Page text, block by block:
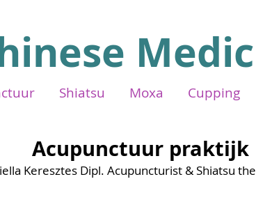
Shiatsu Moxa Cupping
Acupunctuur praktijk
Keresztes Dipl. Acupuncturist & Shiatsu